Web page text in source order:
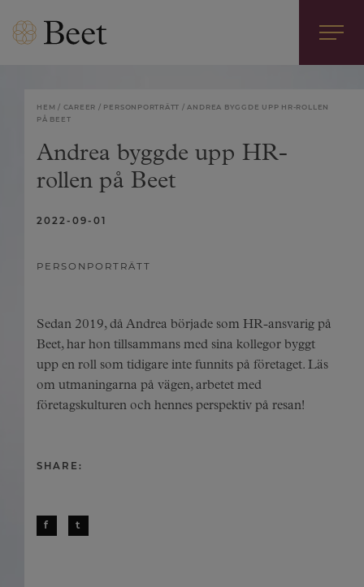
HEM CAREER PERSONPORTRÄTT
ANDREA BYGGDE UPP HR-ROLLEN
PÅ BEET
Andrea byggde upp HR-
rollen på Beet
2022-09-01
PERSONPORTRÄTT
Sedan 2019, då Andrea började som HR-ansvarig på
Beet, har hon tillsammans med sina kollegor byggt
upp en roll som tidigare inte funnits på företaget. Läs
om utmaningarna på vägen, arbetet med
företagskulturen och hennes perspektiv på resan!
SHARE:
f t